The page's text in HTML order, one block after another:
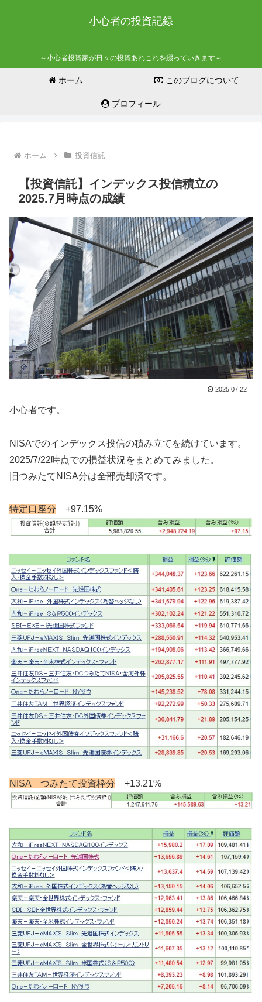
小心者の投資記録
～小心者投資家が日々の投資あれこれを綴っていきます～
ホーム このブログについて
プロフィール
ホーム 投資信託
【投資信託】インデックス投信積立の
2025.7月時点の成績
2025.07.22
小心者です。
NISAでのインデックス投信の積み立てを続けています。
2025/7/22時点での損益状況をまとめてみました。
旧つみたてNISA分は全部売却済です。
特定口座分 +97.15%
NISA つみたて投資枠分 +13.21%